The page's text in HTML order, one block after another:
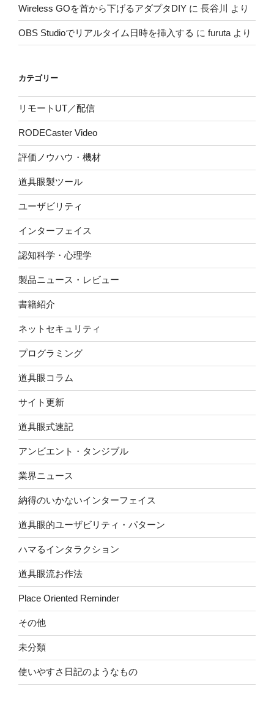
Wireless GOを首から下げるアダプタDIY に 長谷川 より
OBS Studioでリアルタイム日時を挿入する に furuta より
カテゴリー
リモートUT／配信
RODECaster Video
評価ノウハウ・機材
道具眼製ツール
ユーザビリティ
インターフェイス
認知科学・心理学
製品ニュース・レビュー
書籍紹介
ネットセキュリティ
プログラミング
道具眼コラム
サイト更新
道具眼式速記
アンビエント・タンジブル
業界ニュース
納得のいかないインターフェイス
道具眼的ユーザビリティ・パターン
ハマるインタラクション
道具眼流お作法
Place Oriented Reminder
その他
未分類
使いやすさ日記のようなもの